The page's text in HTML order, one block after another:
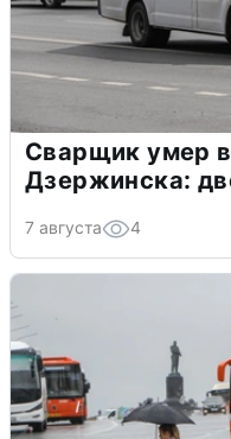
Сварщик умер
Дзержинска:
7 августа 4